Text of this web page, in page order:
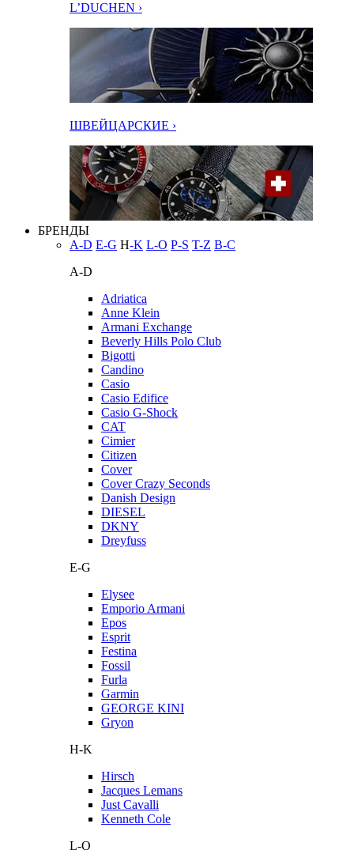
L’DUCHEN ›
ШВЕЙЦАРСКИЕ ›
БРЕНДЫ
A-D E-G H-K L-O P-S T-Z В-С
A-D
Adriatica
Anne Klein
Armani Exchange
Beverly Hills Polo Club
Bigotti
Candino
Casio
Casio Edifice
Casio G-Shock
CAT
Cimier
Citizen
Cover
Cover Crazy Seconds
Danish Design
DIESEL
DKNY
Dreyfuss
E-G
Elysee
Emporio Armani
Epos
Esprit
Festina
Fossil
Furla
Garmin
GEORGE KINI
Gryon
H-K
Hirsch
Jacques Lemans
Just Cavalli
Kenneth Cole
L-O